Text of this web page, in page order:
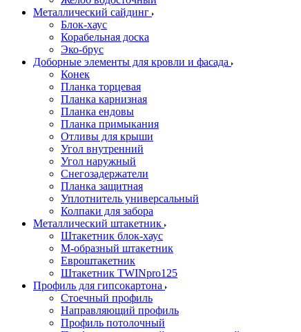
Металлический сайдинг
Блок-хаус
Корабельная доска
Эко-брус
Доборные элементы для кровли и фасада
Конек
Планка торцевая
Планка карнизная
Планка ендовы
Планка примыкания
Отливы для крыши
Угол внутренний
Угол наружный
Снегозадержатели
Планка защитная
Уплотнитель универсальный
Колпаки для забора
Металлический штакетник
Штакетник блок-хаус
М-образный штакетник
Евроштакетник
Штакетник TWINpro125
Профиль для гипсокартона
Стоечный профиль
Направляющий профиль
Профиль потолочный